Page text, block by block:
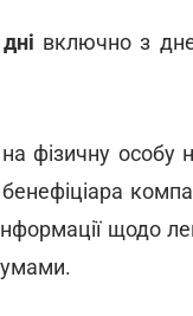
включно з
фізичну особу
щодо